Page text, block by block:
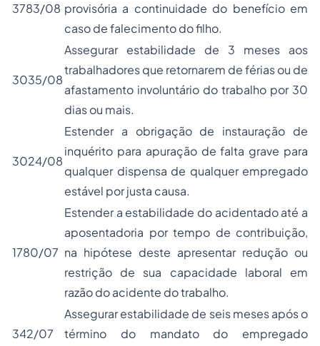
3783/08 provisória a continuidade do benefício em
caso de falecimento do filho.
3035/08
Assegurar estabilidade de 3 meses aos
trabalhadores que retornarem de férias ou de
afastamento involuntário do trabalho por 30
dias ou mais.
3024/08
Estender a obrigação de instauração de
inquérito para apuração de falta grave para
qualquer dispensa de qualquer empregado
estável por justa causa.
1780/07
Estender a estabilidade do acidentado até a
aposentadoria por tempo de contribuição,
na hipótese deste apresentar redução ou
restrição de sua capacidade laboral em
razão do acidente do trabalho.
342/07
Assegurar estabilidade de seis meses após o
término do mandato do empregado